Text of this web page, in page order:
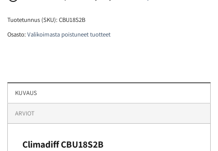
Tuotetunnus (SKU):CBU18S2B
Osasto:Valikoimasta poistuneet tuotteet
KUVAUS
ARVIOT
Climadiff CBU18S2B